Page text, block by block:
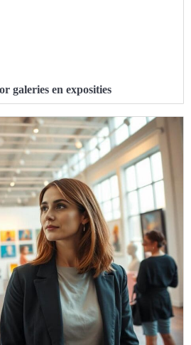
galeries en exposities